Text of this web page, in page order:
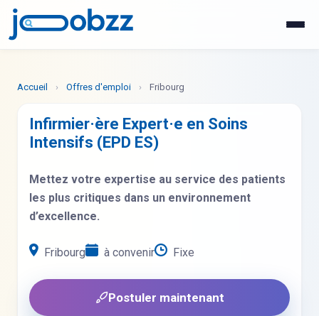
Accueil › Offres d'emploi › Fribourg
Infirmier·ère Expert·e en Soins
Intensifs (EPD ES)
Mettez votre expertise au service des patients
les plus critiques dans un environnement
d’excellence.
Fribourg à convenir Fixe
Postuler maintenant